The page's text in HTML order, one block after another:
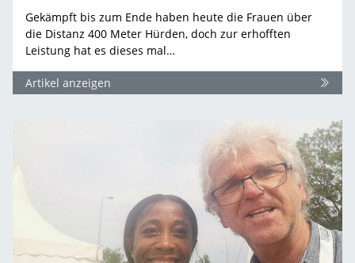
Gekämpft bis zum Ende haben heute die Frauen über
die Distanz 400 Meter Hürden, doch zur erhofften
Leistung hat es dieses mal…
Artikel anzeigen